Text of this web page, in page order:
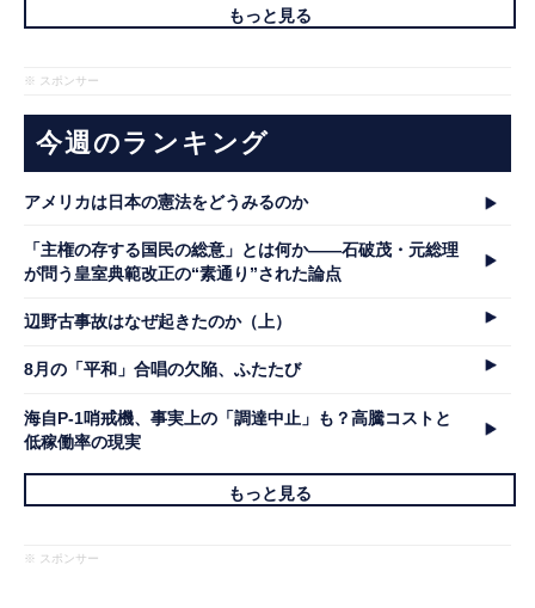
もっと見る
※ スポンサー
今週のランキング
アメリカは日本の憲法をどうみるのか
「主権の存する国民の総意」とは何か――石破茂・元総理
が問う皇室典範改正の“素通り”された論点
辺野古事故はなぜ起きたのか（上）
8月の「平和」合唱の欠陥、ふたたび
海自P-1哨戒機、事実上の「調達中止」も？高騰コストと
低稼働率の現実
もっと見る
※ スポンサー